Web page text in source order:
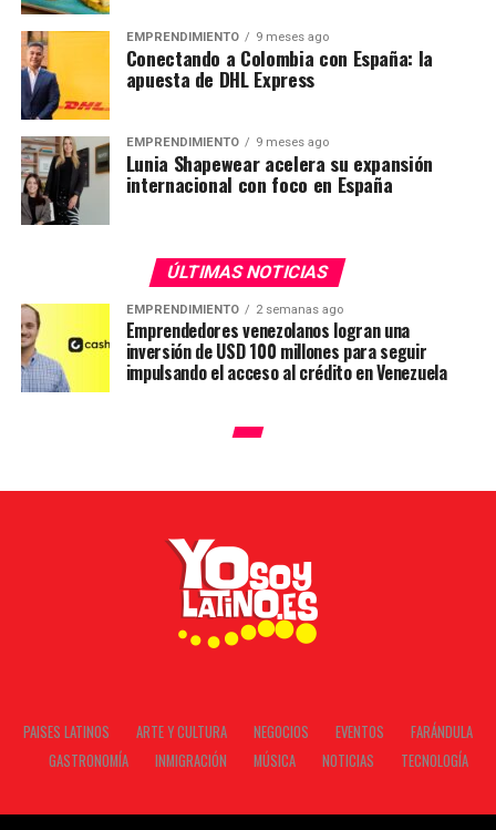
EMPRENDIMIENTO 9 meses ago
Conectando a Colombia con España: la
apuesta de DHL Express
EMPRENDIMIENTO 9 meses ago
Lunia Shapewear acelera su expansión
internacional con foco en España
ÚLTIMAS NOTICIAS
EMPRENDIMIENTO 2 semanas ago
Emprendedores venezolanos logran una
inversión de USD 100 millones para seguir
impulsando el acceso al crédito en Venezuela
PAISES LATINOS ARTE Y CULTURA NEGOCIOS EVENTOS
FARÁNDULA
GASTRONOMÍA
INMIGRACIÓN MÚSICA NOTICIAS TECNOLOGÍA